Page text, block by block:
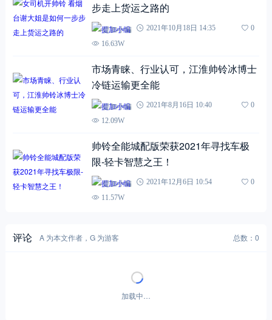
步走上货运之路的
提加小编 2021年10月18日 14:35
0
16.63W
市场青睐、行业认可，江淮帅铃冰博士
冷链运输更全能
提加小编 2021年8月16日 10:40
0
12.09W
帅铃全能城配版荣获2021年寻找车极
限-轻卡智慧之王！
提加小编 2021年12月6日 10:54
0
11.57W
评论 A 为本文作者，G 为游客 总数：0
加载中…